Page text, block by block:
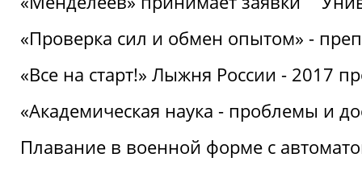
«Проверка сил и обмен опытом» -
«Все на старт!» Лыжня России - 2017
«Академическая наука - проблемы и
Плавание в военной форме с